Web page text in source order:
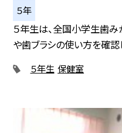
５年
５年生は、全国小学生歯み
や歯ブラシの使い方を確認
５年生 保健室